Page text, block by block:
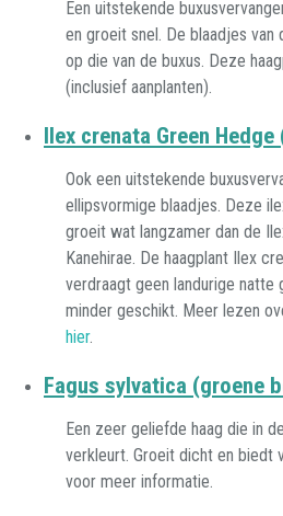
​Een uitstekende
en groeit snel. De blaadjes
op die van de buxus. Deze
(inclusief aanplanten).
Ilex crenata Green
Ook een uitstekende
ellipsvormige blaadjes. Deze
groeit wat langzamer dan de
Kanehirae. De haagplant Ilex
verdraagt geen landurige natte
minder geschikt. Meer lezen
hier.
Fagus sylvatica (groene
Een zeer geliefde haag die in
verkleurt. Groeit dicht en biedt
voor meer informatie.